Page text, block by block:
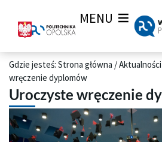
MENU
Gdzie jesteś: Strona główna /
wręczenie dyplomów
Uroczyste wręczenie